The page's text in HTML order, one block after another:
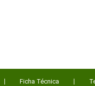
Ficha Técnica